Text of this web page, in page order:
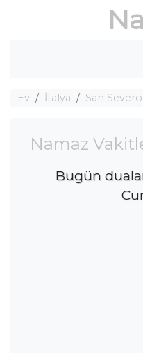
Ev İtalya San Severo
Namaz
Bugün